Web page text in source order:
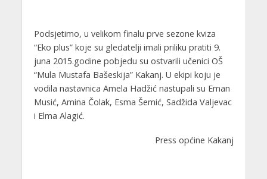
Podsjetimo, u velikom finalu prve sezone kviza
“Eko plus” koje su gledatelji imali priliku pratiti 9.
juna 2015.godine pobjedu su ostvarili učenici OŠ
“Mula Mustafa Bašeskija” Kakanj. U ekipi koju je
vodila nastavnica Amela Hadžić nastupali su Eman
Musić, Amina Čolak, Esma Šemić, Sadžida Valjevac
i Elma Alagić.
Press općine Kakanj